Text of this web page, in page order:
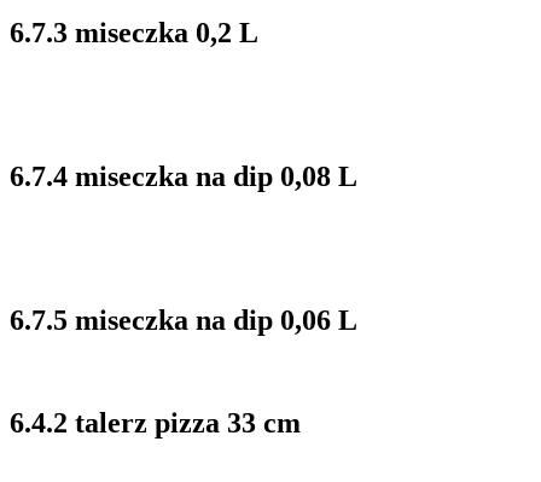
6.7.3 miseczka 0,2 L
6.7.4 miseczka na dip 0,08 L
6.7.5 miseczka na dip 0,06 L
6.4.2 talerz pizza 33 cm